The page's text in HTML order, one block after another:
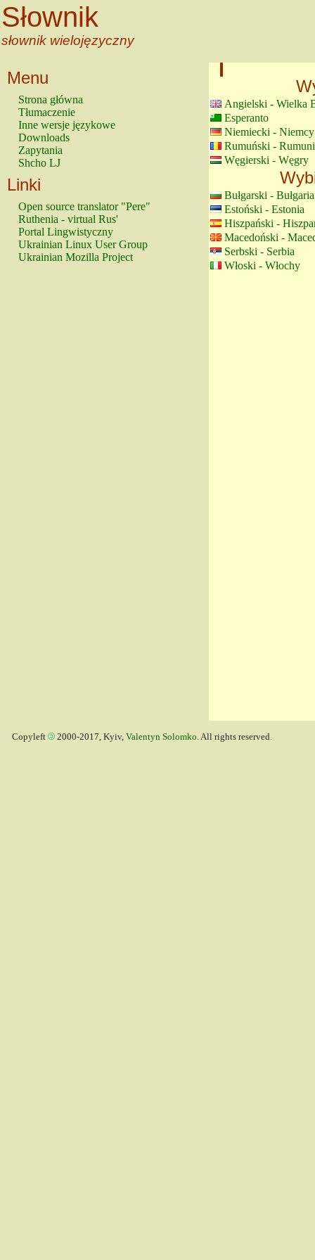
Słownik
słownik wielojęzyczny
Menu
Strona główna
Tłumaczenie
Inne wersje językowe
Downloads
Zapytania
Shcho LJ
Linki
Open source translator "Pere"
Ruthenia - virtual Rus'
Portal Lingwistyczny
Ukrainian Linux User Group
Ukrainian Mozilla Project
Angielski - Wielka
Esperanto
Niemiecki - Niemcy
Rumuński -
Węgierski - Węgry
Bułgarski - Bułgaria
Estoński - Estonia
Hiszpański -
Macedoński -
Serbski - Serbia
Włoski - Włochy
Copyleft 2000-2017, Kyiv, Valentyn Solomko. All rights reserved.